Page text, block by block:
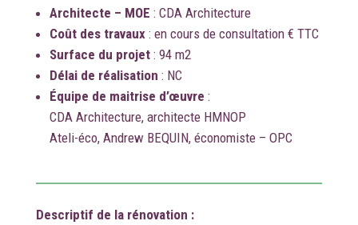
Architecte – MOE : CDA Architecture
Coût des travaux: en cours de consultation € TTC
Surface du projet: 94 m2
Délai de réalisation : NC
Équipe de maitrise d’œuvre :
CDA Architecture, architecte HMNOP
Ateli-éco, Andrew BEQUIN, économiste – OPC
Descriptif de la rénovation :